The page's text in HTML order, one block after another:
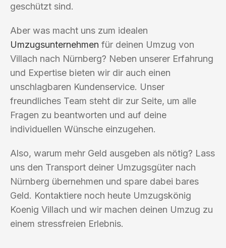
geschützt sind.
Aber was macht uns zum idealen
Umzugsunternehmen für deinen Umzug von
Villach nach Nürnberg? Neben unserer Erfahrung
und Expertise bieten wir dir auch einen
unschlagbaren Kundenservice. Unser
freundliches Team steht dir zur Seite, um alle
Fragen zu beantworten und auf deine
individuellen Wünsche einzugehen.
Also, warum mehr Geld ausgeben als nötig? Lass
uns den Transport deiner Umzugsgüter nach
Nürnberg übernehmen und spare dabei bares
Geld. Kontaktiere noch heute Umzugskönig
Koenig Villach und wir machen deinen Umzug zu
einem stressfreien Erlebnis.